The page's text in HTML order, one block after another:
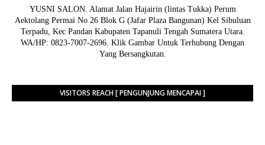
YUSNI SALON. Alamat Jalan Hajairin (lintas Tukka) Perum
Aektolang Permai No 26 Blok G (Jafar Plaza Bangunan) Kel Sibuluan
Terpadu, Kec Pandan Kabupaten Tapanuli Tengah Sumatera Utara.
WA/HP: 0823-7007-2696. Klik Gambar Untuk Terhubung Dengan
Yang Bersangkutan.
VISITORS REACH [ PENGUNJUNG MENCAPAI ]